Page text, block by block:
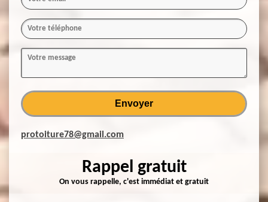
protoiture78@gmail.com
Rappel gratuit
On vous rappelle, c'est immédiat et gratuit